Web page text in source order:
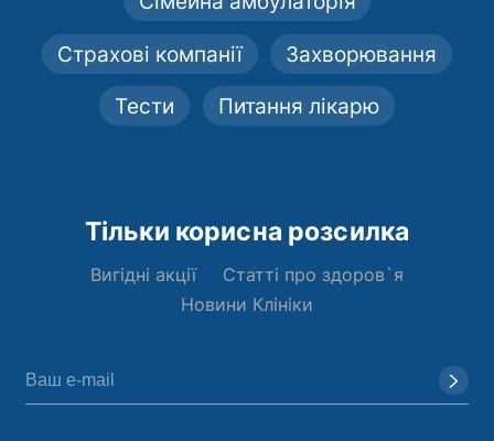
Страхові компанії Захворювання
Тести Питання лікарю
Тільки корисна розсилка
Вигідні акції
Статті про здоров`я
Новини Клініки